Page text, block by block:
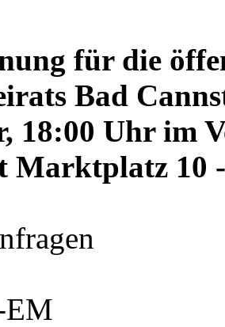
für die
Bad
18:00 Uhr im
Marktplatz 10
EM